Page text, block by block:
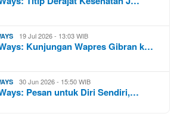
19 Jul 2026 - 13:03 WIB
Kunjungan Wapres Gibran k…
30 Jun 2026 - 15:50 WIB
Pesan untuk Diri Sendiri,…